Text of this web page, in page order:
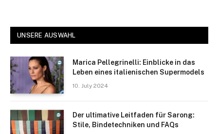
UNSERE AUSWAHL
Marica Pellegrinelli: Einblicke in das
Leben eines italienischen Supermodels
10. July 2024
Der ultimative Leitfaden für Sarong:
Stile, Bindetechniken und FAQs